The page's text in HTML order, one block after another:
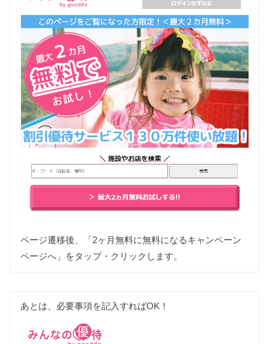
ページ遷移後、「2ヶ月無料に無料になるキャンペーン
ページへ」をタップ・クリックします。
あとは、必要事項を記入すればOK！